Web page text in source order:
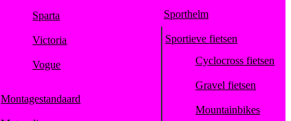
Sparta
Victoria
Vogue
Montagestandaard
Sporthelm
Sportieve fietsen
Cyclocross fietsen
Gravel fietsen
Mountainbikes